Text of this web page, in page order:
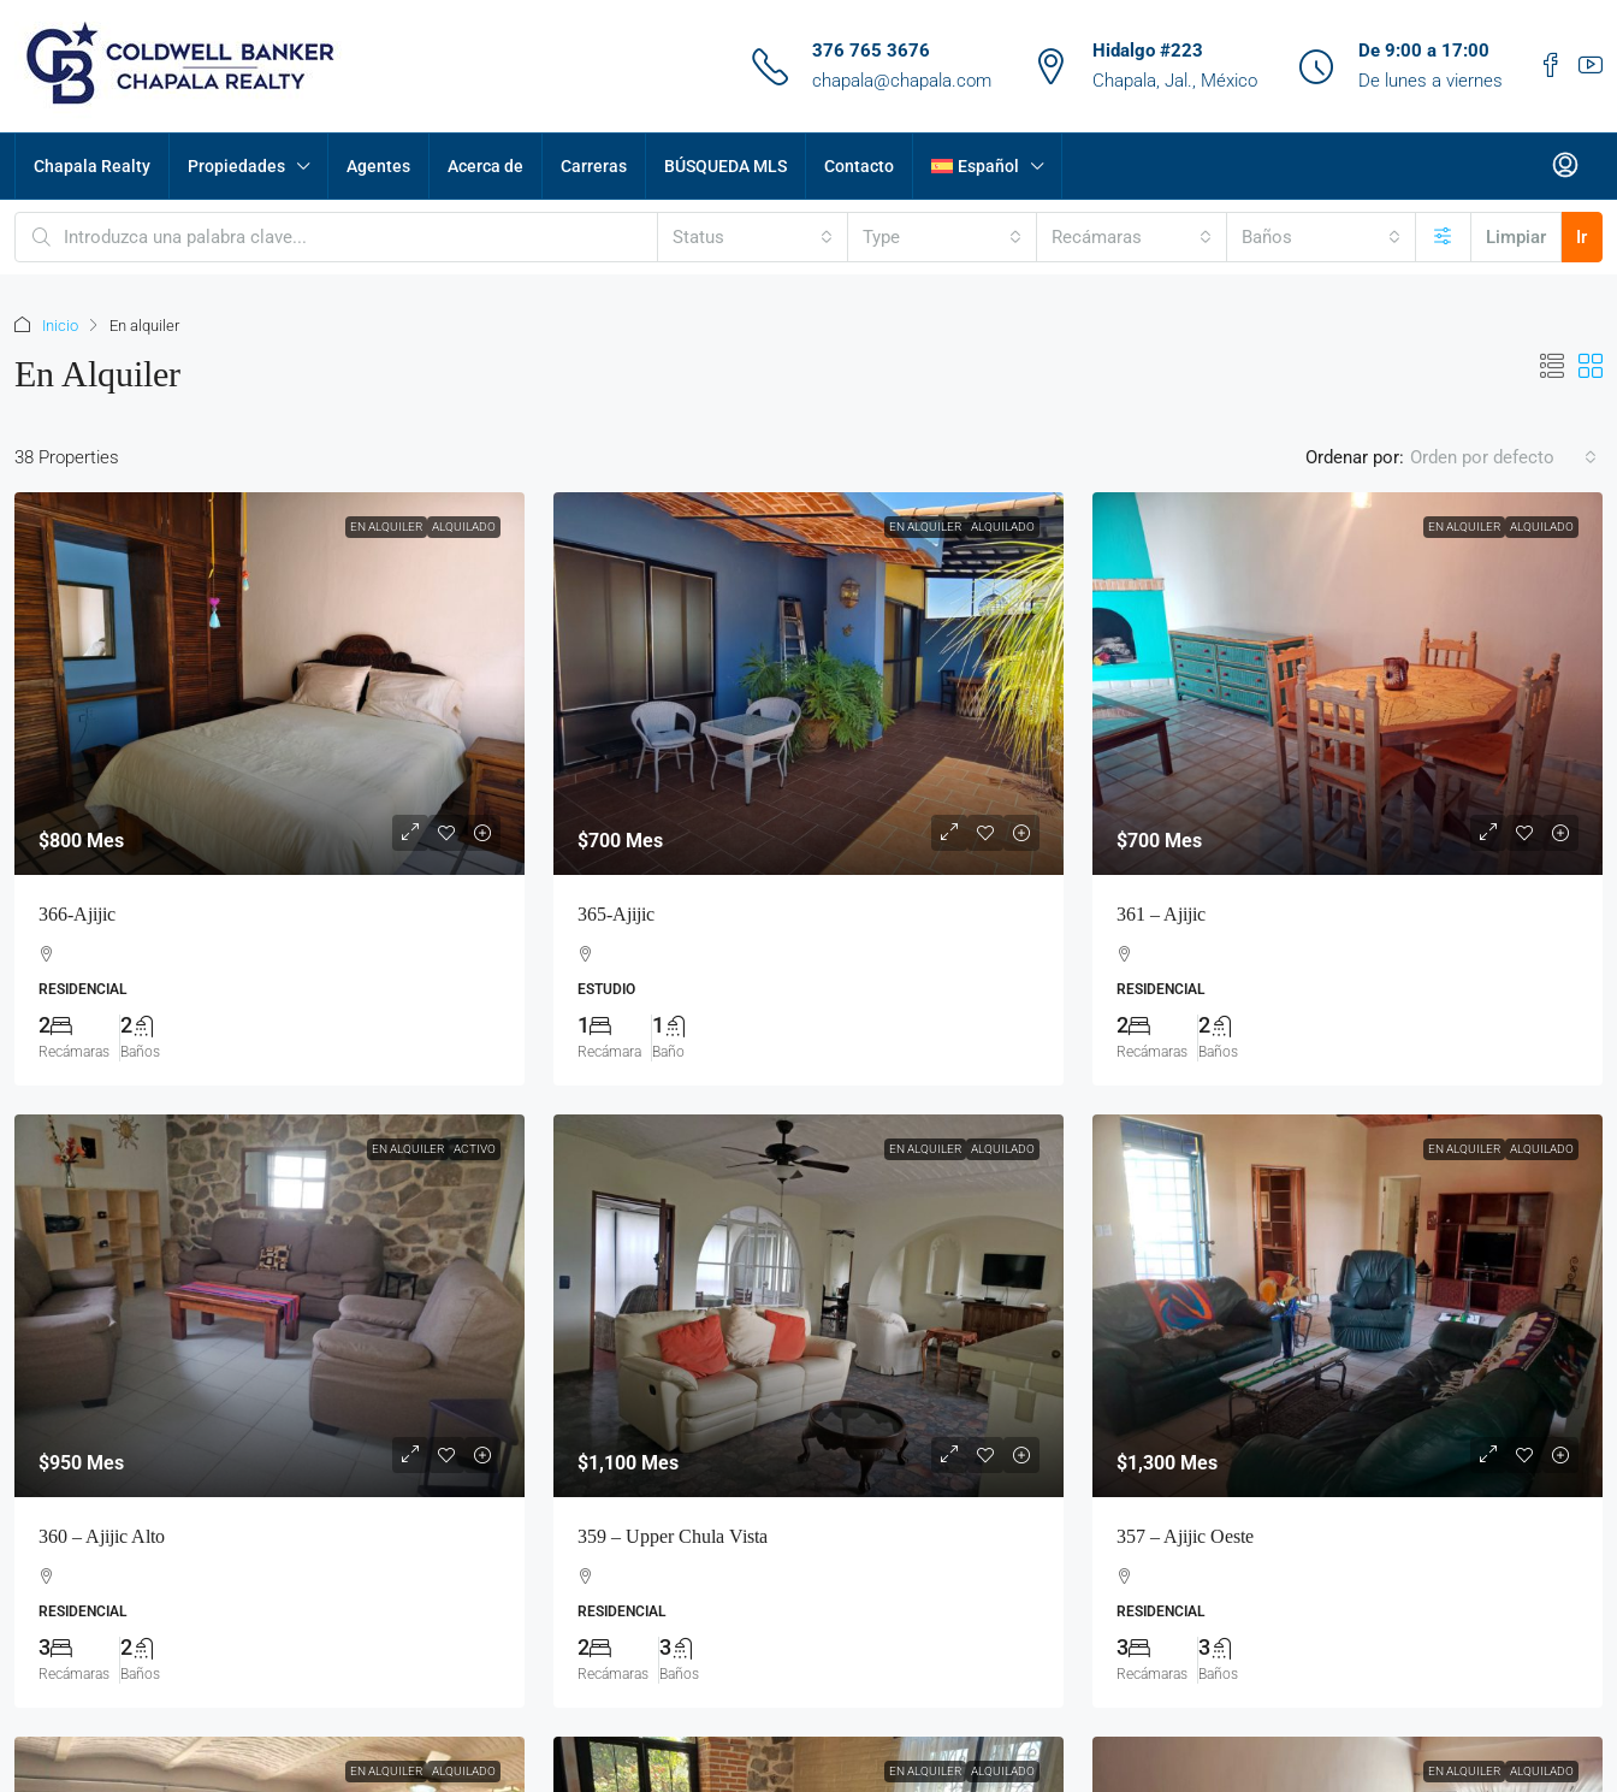
376 765 3676
chapala@chapala.com
Hidalgo #223
Chapala, Jal., México
De 9:00 a 17:00
De lunes a viernes
Chapala Realty Propiedades Agentes Acerca de Carreras BÚSQUEDA MLS Contacto Español
Status Type Recámaras Baños Limpiar Ir
Inicio En alquiler
En Alquiler
38 Properties Ordenar por: Orden por defecto
EN ALQUILER ALQUILADO
$800Mes
366-Ajijic
RESIDENCIAL
2
Recámaras
2
Baños
EN ALQUILER ALQUILADO
$700 Mes
365-Ajijic
ESTUDIO
1
Recámara
1
Baño
EN ALQUILER ALQUILADO
$700 Mes
361 – Ajijic
RESIDENCIAL
2
Recámaras
2
Baños
EN ALQUILER ACTIVO
$950 Mes
360 – Ajijic Alto
RESIDENCIAL
3
Recámaras
2
Baños
EN ALQUILER ALQUILADO
$1,100 Mes
359 – Upper Chula Vista
RESIDENCIAL
2
Recámaras
3
Baños
EN ALQUILER ALQUILADO
$1,300 Mes
357 – Ajijic Oeste
RESIDENCIAL
3
Recámaras
3
Baños
EN ALQUILER ALQUILADO EN ALQUILER ALQUILADO EN ALQUILER ALQUILADO